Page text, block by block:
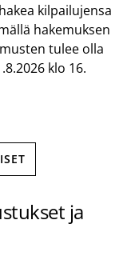
kilpailujensa
hakemuksen
tulee olla
klo 16.
ja